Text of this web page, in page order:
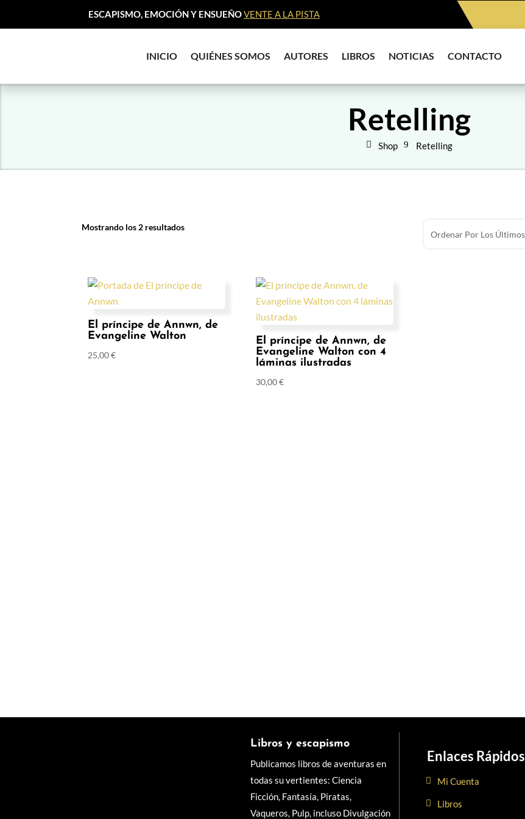
ESCAPISMO, EMOCIÓN Y ENSUEÑOVENTE A LA PISTA
INICIO QUIÉNES SOMOS AUTORES LIBROS NOTICIAS CONTACTO
Retelling
Shop Retelling
Mostrando los 2 resultados
El príncipe de Annwn, de
Evangeline Walton
25,00€
El príncipe de Annwn, de
Evangeline Walton con 4
láminas ilustradas
30,00€
Libros y escapismo
Publicamos libros de aventuras en
todas su vertientes: Ciencia
Ficción, Fantasía, Piratas,
Vaqueros, Pulp, incluso Divulgación
Enlaces Rápidos
Mi Cuenta
Libros